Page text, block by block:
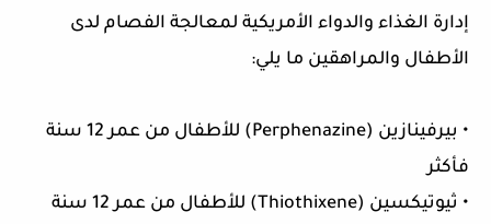
إدارة الغذاء والدواء الأمريكية لمعالجة الفصام لدى
الأطفال والمراهقين ما يلي:
• بيرفينازين (Perphenazine) للأطفال من عمر 12 سنة
فأكثر
• ثيوتيكسين (Thiothixene) للأطفال من عمر 12 سنة